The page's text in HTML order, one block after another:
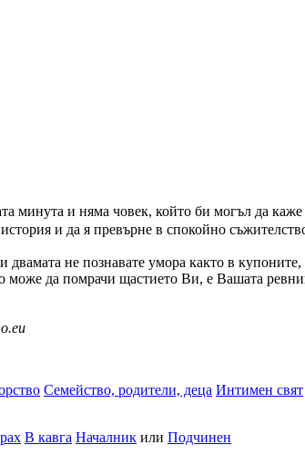
минута и няма човек, който би могъл да
и да я превърне в спокойно
не познавате умора както в купоните,
може да помрачи щастието Ви, е Вашата
Семейство, родители, деца Интимен свят
В кавга Началник или Подчинен